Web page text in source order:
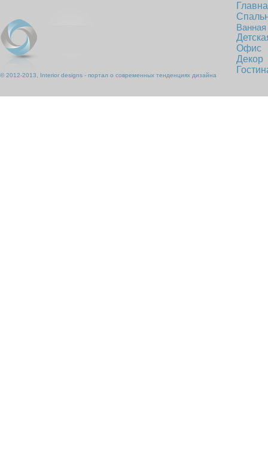
© 2012-2013, Interior designs - портал о современных тенденциях дизайна
Ванная
Офис
Декор